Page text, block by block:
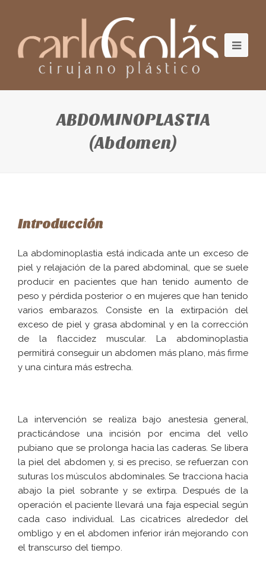
ABDOMINOPLASTIA
(Abdomen)
Introducción
La abdominoplastia está indicada ante un exceso de
piel y relajación de la pared abdominal, que se suele
producir en pacientes que han tenido aumento de
peso y pérdida posterior o en mujeres que han tenido
varios embarazos. Consiste en la extirpación del
exceso de piel y grasa abdominal y en la corrección
de la flaccidez muscular. La abdominoplastia
permitirá conseguir un abdomen más plano, más firme
y una cintura más estrecha.
La intervención se realiza bajo anestesia general,
practicándose una incisión por encima del vello
pubiano que se prolonga hacia las caderas. Se libera
la piel del abdomen y, si es preciso, se refuerzan con
suturas los músculos abdominales. Se tracciona hacia
abajo la piel sobrante y se extirpa. Después de la
operación el paciente llevará una faja especial según
cada caso individual. Las cicatrices alrededor del
ombligo y en el abdomen inferior irán mejorando con
el transcurso del tiempo.